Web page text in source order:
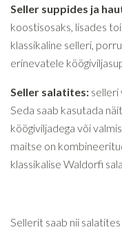
Seller suppides ja
koostisosaks, lisades
klassikaline selleri,
erinevatele
Seller salatites: selleri
Seda saab kasutada
köögiviljadega või
maitse on
klassikalise Waldorfi
Sellerit saab nii